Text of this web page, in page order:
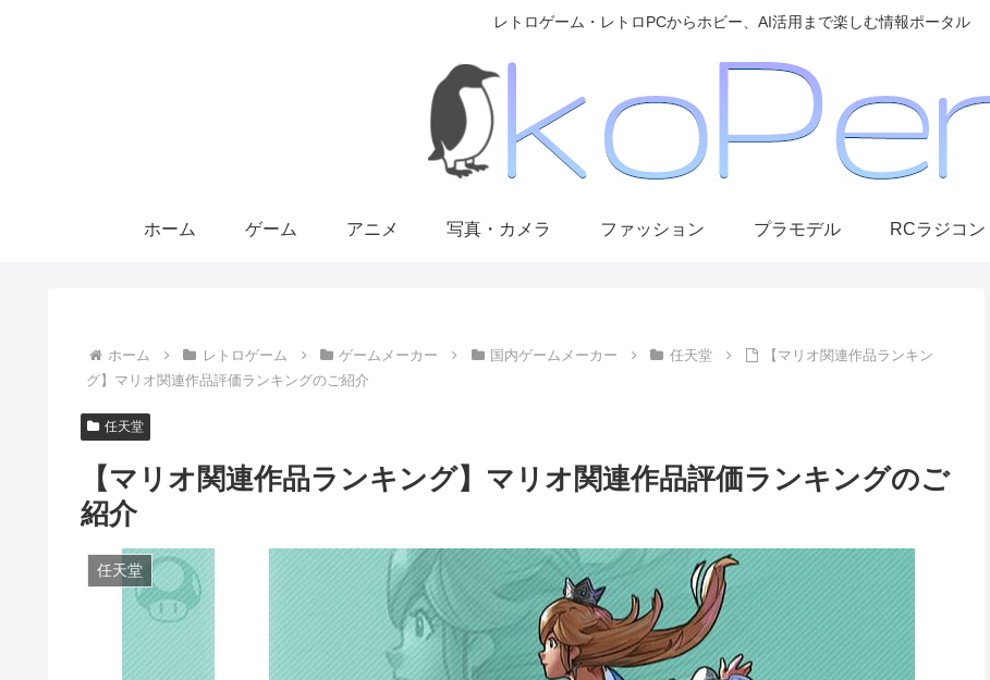
レトロゲーム・レトロPCからホビー、AI活用まで楽しむ情報ポータル
ホーム ゲーム アニメ 写真・カメラ ファッション プラモデル RCラジコン
ホーム レトロゲーム ゲームメーカー 国内ゲームメーカー 任天堂
【マリオ関連作品ランキン
グ】マリオ関連作品評価ランキングのご紹介
任天堂
【マリオ関連作品ランキング】マリオ関連作品評価ランキングのご
紹介
任天堂